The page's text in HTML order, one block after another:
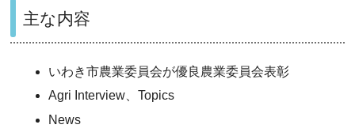
主な内容
いわき市農業委員会が優良農業委員会表彰
Agri Interview、Topics
News